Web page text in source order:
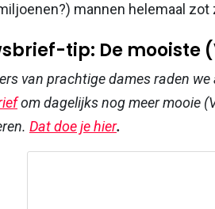
mannen helemaal zot
tip: De mooiste
van prachtige dames raden we
om dagelijks nog meer mooie
Dat doe je hier.